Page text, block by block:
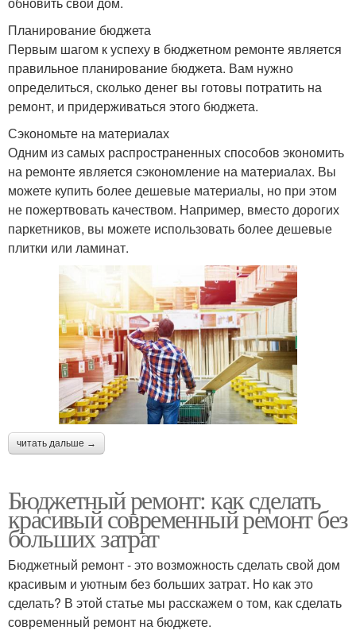
Планирование бюджета
Первым шагом к успеху в бюджетном ремонте является
правильное планирование бюджета. Вам нужно
определиться, сколько денег вы готовы потратить на
ремонт, и придерживаться этого бюджета.
Сэкономьте на материалах
Одним из самых распространенных способов экономить
на ремонте является сэкономление на материалах. Вы
можете купить более дешевые материалы, но при этом
не пожертвовать качеством. Например, вместо дорогих
паркетников, вы можете использовать более дешевые
плитки или ламинат.
читать дальше →
Бюджетный ремонт: как сделать
красивый современный ремонт без
больших затрат
Бюджетный ремонт - это возможность сделать свой дом
красивым и уютным без больших затрат. Но как это
сделать? В этой статье мы расскажем о том, как сделать
современный ремонт на бюджете.